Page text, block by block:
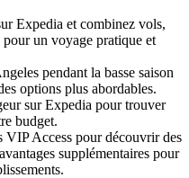
Expedia et combinez vols,
un voyage pratique et
pendant la basse saison
options plus abordables.
sur Expedia pour trouver
budget.
VIP Access pour découvrir des
supplémentaires pour